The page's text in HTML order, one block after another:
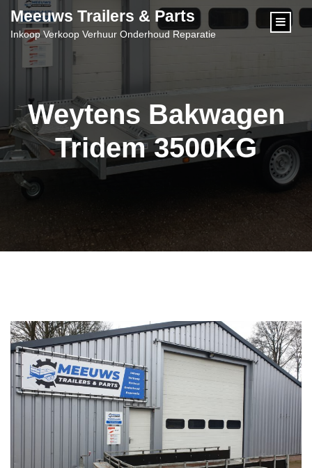
content
Meeuws Trailers & Parts
Inkoop Verkoop Verhuur Onderhoud Reparatie
Weytens Bakwagen
Tridem 3500KG